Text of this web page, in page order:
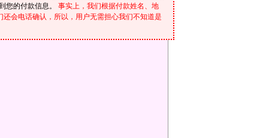
您的付款信息。 事实上，我们根据付款姓名、地
会电话确认，所以，用户无需担心我们不知道是